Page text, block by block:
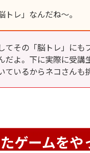
トレ」なんだね～。
てその「脳トレ」にも
だよ。下に実際に受講
ているからネコさんも
ゲームをや